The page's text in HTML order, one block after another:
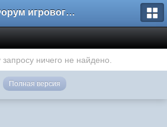
Форум игрового проекта Riverrise
ничего не найдено.
Полная версия